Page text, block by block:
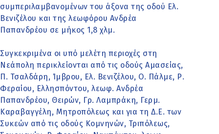
συμπεριλαμβανομένων του άξονα της οδού Ελ.
Βενιζέλου και της λεωφόρου Ανδρέα
Παπανδρέου σε μήκος 1,8 χλμ.
Συγκεκριμένα οι υπό μελέτη περιοχές στη
Νεάπολη περικλείονται από τις οδούς Αμασείας,
Π. Τσαλδάρη, Ίμβρου, Ελ. Βενιζέλου, Ο. Πάλμε, Ρ.
Φεραίου, Ελλησπόντου, λεωφ. Ανδρέα
Παπανδρέου, Θειρών, Γρ. Λαμπράκη, Γερμ.
Καραβαγγέλη, Μητροπόλεως και για τη Δ.Ε. των
Συκεών από τις οδούς Κομνηνών, Τριπόλεως,